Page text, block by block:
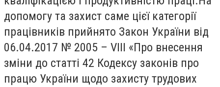
допомогу та захист саме цієї категорії
працівників прийнято Закон України від
06.04.2017 № 2005 – VIII «Про внесення
зміни до статті 42 Кодексу законів про
працю України щодо захисту трудових